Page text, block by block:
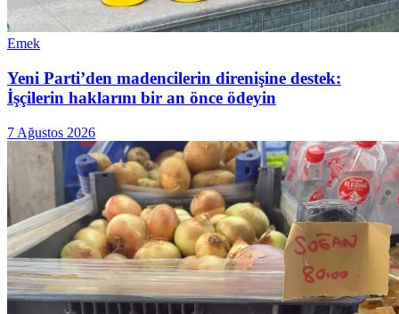
Emek
Yeni Parti’den madencilerin direnişine destek:
İşçilerin haklarını bir an önce ödeyin
7 Ağustos 2026